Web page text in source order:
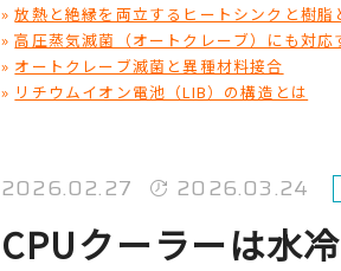
»放熱と絶縁を両立するヒートシンクと樹脂
»高圧蒸気滅菌（オートクレーブ）にも対
» オートクレーブ滅菌と異種材料接合
» リチウムイオン電池（LIB）の構造とは
2026.02.27 2026.03.24
CPUクーラーは水